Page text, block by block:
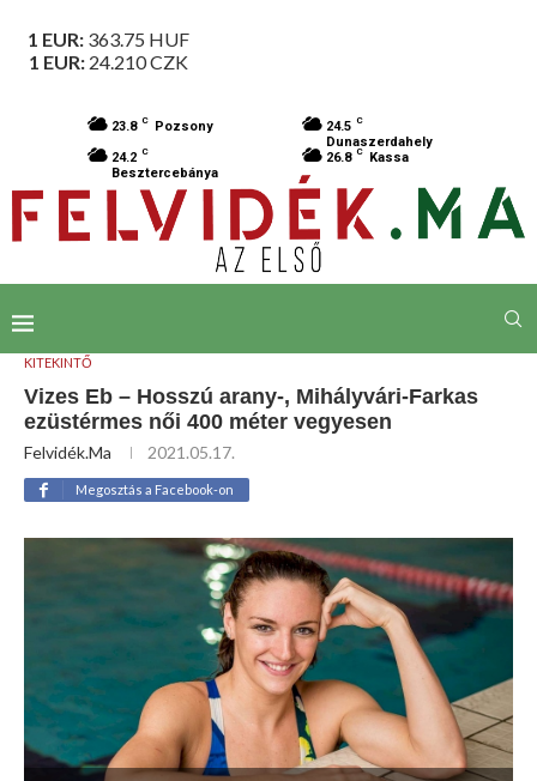
1 EUR: 363.75 HUF
1 EUR: 24.210CZK
23.8 C Pozsony 24.5 C
Dunaszerdahely
24.2 C
Besztercebánya
26.8 C Kassa
KITEKINTŐ
Vizes Eb – Hosszú arany-, Mihályvári-Farkas
ezüstérmes női 400 méter vegyesen
Felvidék.ma 2021.05.17.
Megosztás a Facebook-on